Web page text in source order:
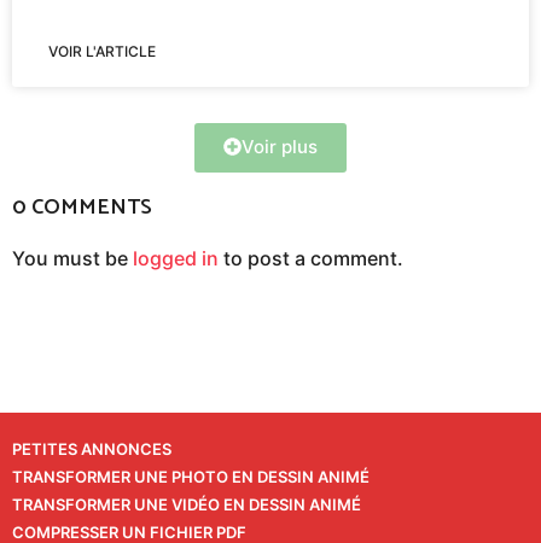
VOIR L'ARTICLE
Voir plus
0 COMMENTS
You must be logged in to post a comment.
PETITES ANNONCES
TRANSFORMER UNE PHOTO EN DESSIN ANIMÉ
TRANSFORMER UNE VIDÉO EN DESSIN ANIMÉ
COMPRESSER UN FICHIER PDF